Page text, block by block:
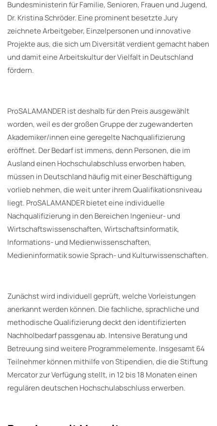
Bundesministerin für Familie, Senioren, Frauen und Jugend,
Dr. Kristina Schröder. Eine prominent besetzte Jury
zeichnete Arbeitgeber, Einzelpersonen und innovative
Projekte aus, die sich um Diversität verdient gemacht haben
und damit eine Arbeitskultur der Vielfalt in Deutschland
fördern.
ProSALAMANDER ist deshalb für den Preis ausgewählt
worden, weil es der großen Gruppe der zugewanderten
Akademiker/innen eine geregelte Nachqualifizierung
eröffnet. Der Bedarf ist immens, denn Personen, die im
Ausland einen Hochschulabschluss erworben haben,
müssen in Deutschland häufig mit einer Beschäftigung
vorlieb nehmen, die weit unter ihrem Qualifikationsniveau
liegt. ProSALAMANDER bietet eine individuelle
Nachqualifizierung in den Bereichen Ingenieur- und
Wirtschaftswissenschaften, Wirtschaftsinformatik,
Informations- und Medienwissenschaften,
Medieninformatik sowie Sprach- und Kulturwissenschaften.
Zunächst wird individuell geprüft, welche Vorleistungen
anerkannt werden können. Die fachliche, sprachliche und
methodische Qualifizierung deckt den identifizierten
Nachholbedarf passgenau ab. Intensive Beratung und
Betreuung sind weitere Programmelemente. Insgesamt 64
Teilnehmer können mithilfe von Stipendien, die die Stiftung
Mercator zur Verfügung stellt, in 12 bis 18 Monaten einen
regulären deutschen Hochschulabschluss erwerben.